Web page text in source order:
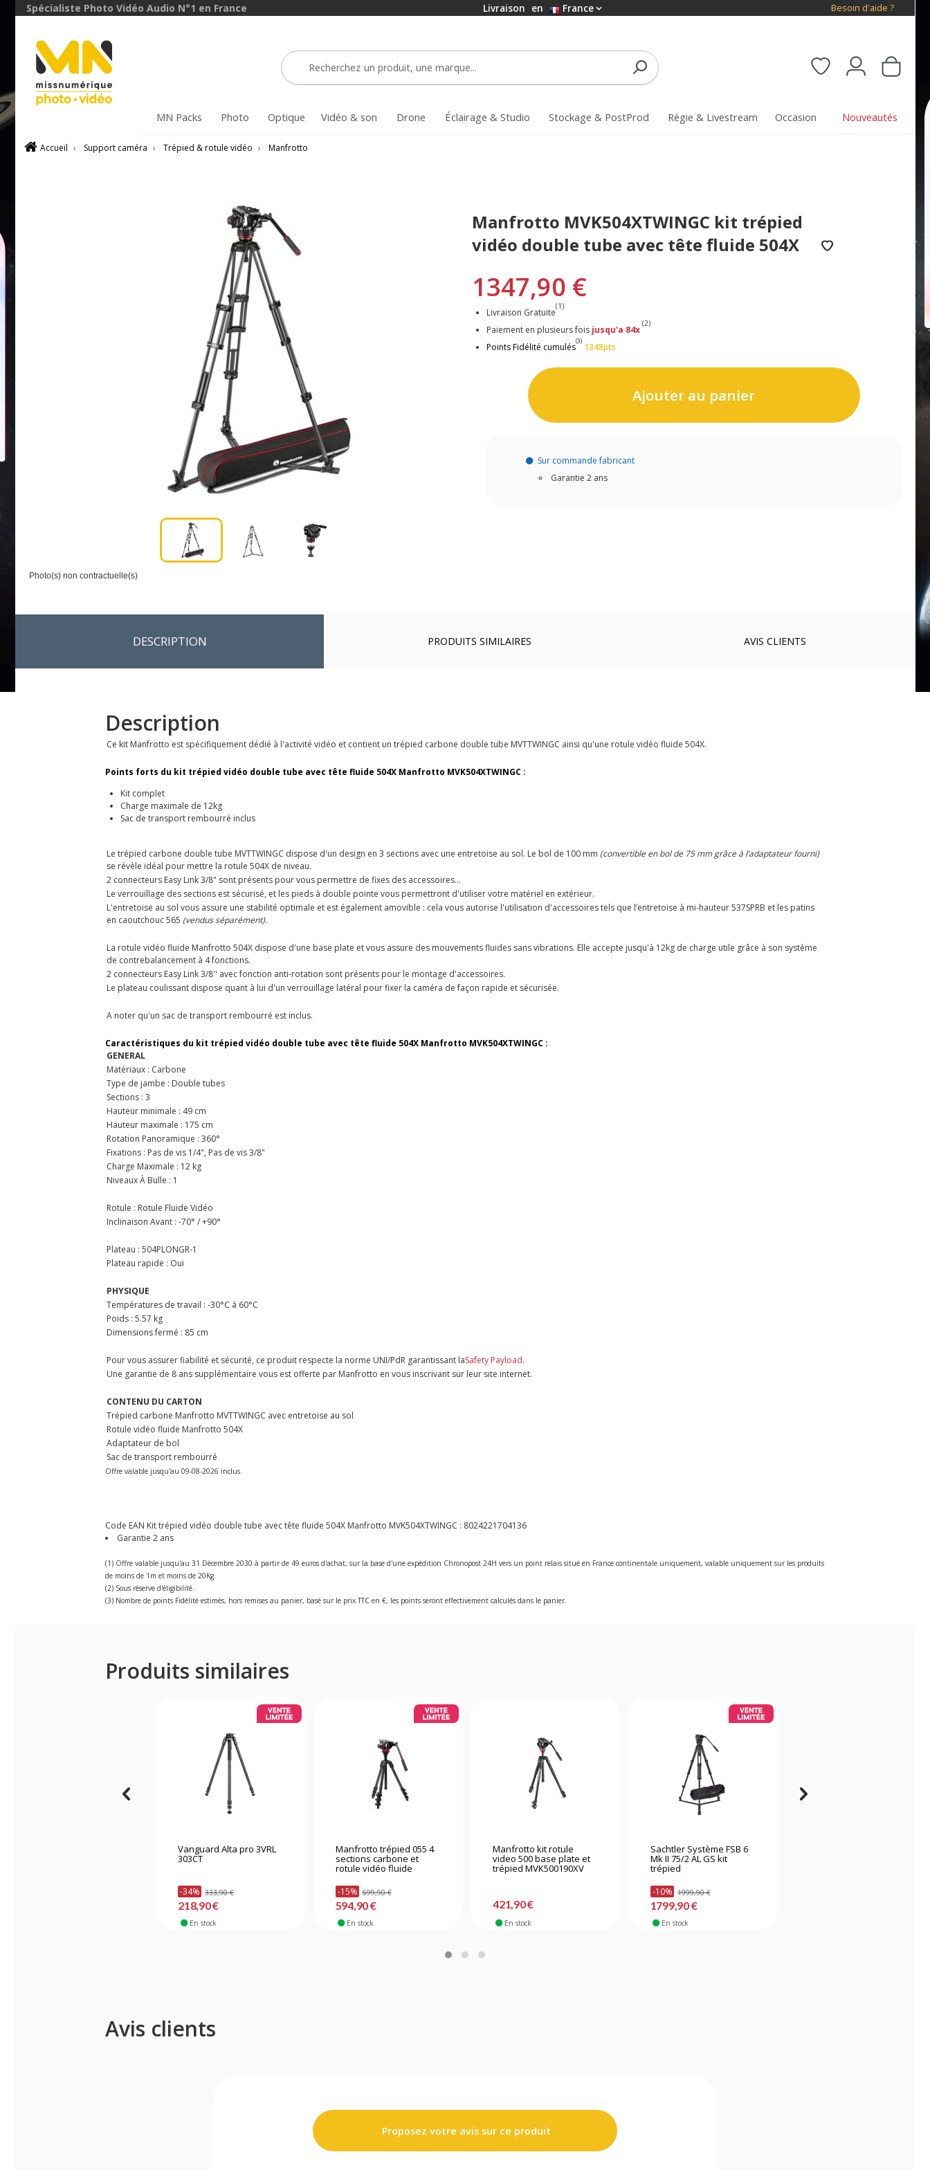
Spécialiste Photo Vidéo Audio N°1 en France Livraison en France Besoin d'aide ?
MN Packs Photo Optique Vidéo & son Drone Éclairage & Studio Stockage & PostProd Régie & Livestream Occasion Nouveautés
Accueil › Support caméra › Trépied & rotule vidéo › Manfrotto
Photo(s) non contractuelle(s)
Manfrotto MVK504XTWINGC kit trépied
vidéo double tube avec tête fluide 504X
1347,90 €
Livraison Gratuite
(1)
Paiement en plusieurs fois jusqu'a 84x
(2)
Points Fidélité cumulés
(3)
1348pts
Ajouter au panier
Sur commande fabricant
Garantie 2 ans
DESCRIPTION PRODUITS SIMILAIRES AVIS CLIENTS
Description
Ce kit Manfrotto est spécifiquement dédié à l'activité vidéo et contient un trépied carbone double tube MVTTWINGC ainsi qu'une rotule vidéo fluide 504X.
Points forts du kit trépied vidéo double tube avec tête fluide 504X Manfrotto MVK504XTWINGC :
Kit complet
Charge maximale de 12kg
Sac de transport rembourré inclus
Le trépied carbone double tube MVTTWINGC dispose d'un design en 3 sections avec une entretoise au sol. Le bol de 100 mm (convertible en bol de 75 mm grâce à l’adaptateur fourni)
se révèle idéal pour mettre la rotule 504X de niveau.
2 connecteurs Easy Link 3/8" sont présents pour vous permettre de fixes des accessoires...
Le verrouillage des sections est sécurisé, et les pieds à double pointe vous permettront d'utiliser votre matériel en extérieur.
L'entretoise au sol vous assure une stabilité optimale et est également amovible : cela vous autorise l'utilisation d'accessoires tels que l’entretoise à mi-hauteur 537SPRB et les patins
en caoutchouc 565 (vendus séparément).
La rotule vidéo fluide Manfrotto 504X dispose d'une base plate et vous assure des mouvements fluides sans vibrations. Elle accepte jusqu'à 12kg de charge utile grâce à son système
de contrebalancement à 4 fonctions.
2 connecteurs Easy Link 3/8'' avec fonction anti-rotation sont présents pour le montage d'accessoires.
Le plateau coulissant dispose quant à lui d'un verrouillage latéral pour fixer la caméra de façon rapide et sécurisée.
A noter qu'un sac de transport rembourré est inclus.
Caractéristiques du kit trépied vidéo double tube avec tête fluide 504X Manfrotto MVK504XTWINGC :
GENERAL
Matériaux : Carbone
Type de jambe : Double tubes
Sections : 3
Hauteur minimale : 49 cm
Hauteur maximale : 175 cm
Rotation Panoramique : 360°
Fixations : Pas de vis 1/4", Pas de vis 3/8"
Charge Maximale : 12 kg
Niveaux À Bulle : 1
Rotule : Rotule Fluide Vidéo
Inclinaison Avant : -70° / +90°
Plateau : 504PLONGR-1
Plateau rapide : Oui
PHYSIQUE
Températures de travail : -30°C à 60°C
Poids : 5.57 kg
Dimensions fermé : 85 cm
Pour vous assurer fiabilité et sécurité, ce produit respecte la norme UNI/PdR garantissant laSafety Payload.
Une garantie de 8 ans supplémentaire vous est offerte par Manfrotto en vous inscrivant sur leur site internet.
CONTENU DU CARTON
Trépied carbone Manfrotto MVTTWINGC avec entretoise au sol
Rotule vidéo fluide Manfrotto 504X
Adaptateur de bol
Sac de transport rembourré
Offre valable jusqu'au 09-08-2026 inclus.
Code EAN Kit trépied vidéo double tube avec tête fluide 504X Manfrotto MVK504XTWINGC : 8024221704136
Garantie 2 ans
(1) Offre valable jusqu'au 31 Décembre 2030 à partir de 49 euros d'achat, sur la base d'une expédition Chronopost 24H vers un point relais situé en France continentale uniquement, valable uniquement sur les produits
de moins de 1m et moins de 20Kg.
(2) Sous réserve d'éligibilité.
(3) Nombre de points Fidélité estimés, hors remises au panier, basé sur le prix TTC en €, les points seront effectivement calculés dans le panier.
Produits similaires
Vanguard Alta pro 3VRL
303CT
-34% 333,90 €
218,90 €
En stock
Manfrotto trépied 055 4
sections carbone et
rotule vidéo fluide
-15% 699,90 €
594,90 €
En stock
Manfrotto kit rotule
video 500 base plate et
trépied MVK500190XV
421,90 €
En stock
Sachtler Système FSB 6
Mk II 75/2 AL GS kit
trépied
-10% 1999,90 €
1799,90 €
En stock
Avis clients
Proposez votre avis sur ce produit